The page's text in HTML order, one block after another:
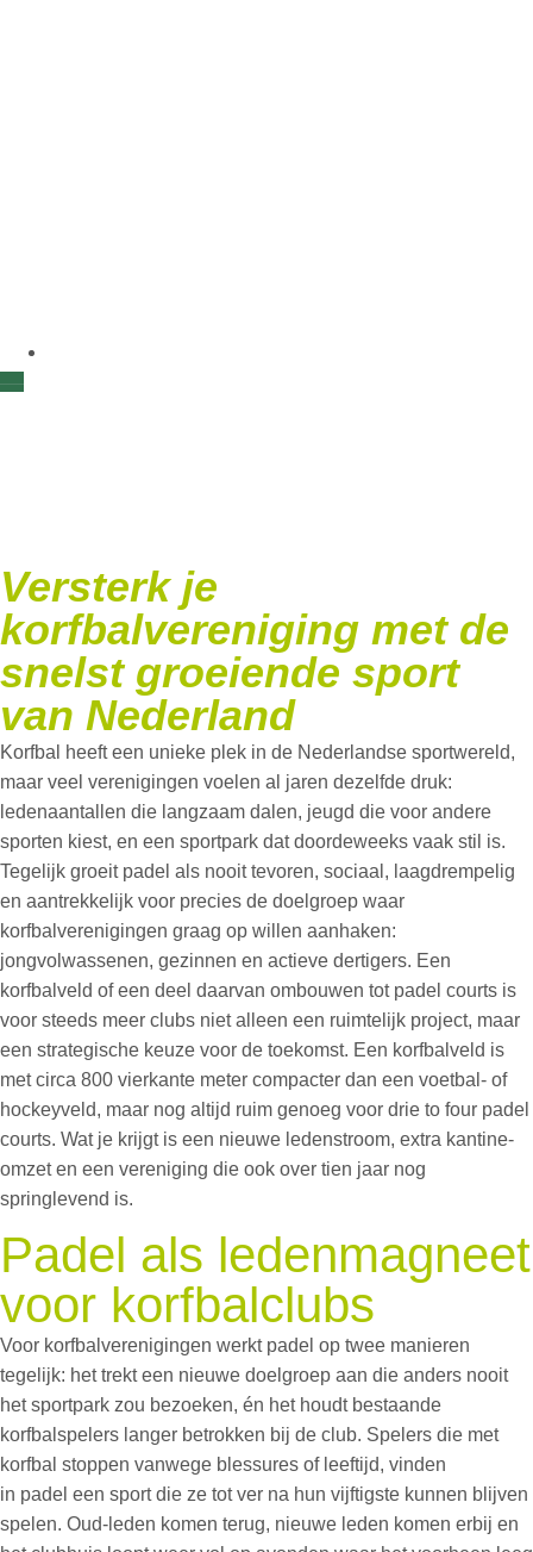
Versterk je
korfbalvereniging met de
snelst groeiende sport
van Nederland
Korfbal heeft een unieke plek in de Nederlandse sportwereld,
maar veel verenigingen voelen al jaren dezelfde druk:
ledenaantallen die langzaam dalen, jeugd die voor andere
sporten kiest, en een sportpark dat doordeweeks vaak stil is.
Tegelijk groeit padel als nooit tevoren, sociaal, laagdrempelig
en aantrekkelijk voor precies de doelgroep waar
korfbalverenigingen graag op willen aanhaken:
jongvolwassenen, gezinnen en actieve dertigers. Een
korfbalveld of een deel daarvan ombouwen tot padel courts is
voor steeds meer clubs niet alleen een ruimtelijk project, maar
een strategische keuze voor de toekomst. Een korfbalveld is
metcirca 800 vierkante meter compacter dan een voetbal- of
hockeyveld, maar nog altijd ruim genoeg voor drie to four padel
courts. Wat je krijgt is een nieuwe ledenstroom, extra kantine-
omzet en een vereniging die ook over tien jaar nog
springlevend is.
Padel als ledenmagneet
voor korfbalclubs
Voor korfbalverenigingen werkt padel op twee manieren
tegelijk: het trekt een nieuwe doelgroep aan die anders nooit
het sportpark zou bezoeken, én het houdt bestaande
korfbalspelers langer betrokken bij de club. Spelers die met
korfbal stoppen vanwege blessures of leeftijd, vinden
in padel een sport die ze tot ver na hun vijftigste kunnen blijven
spelen. Oud-leden komen terug, nieuwe leden komen erbij en